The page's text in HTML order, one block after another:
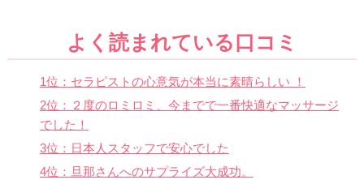
よく読まれている口コミ
1位：セラピストの心意気が本当に素晴らしい ！
2位：２度のロミロミ、今までで一番快適なマッサージ
でした！
3位：日本人スタッフで安心でした
4位：旦那さんへのサプライズ大成功。